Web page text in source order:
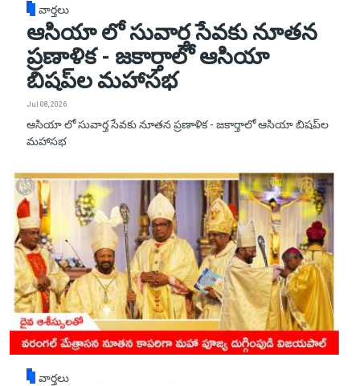
వార్తలు
ఆసియా లో సువార్త సేవకు నూతన
ప్రణాళిక - జకార్తాలో ఆసియా
బిషప్‌ల మహాసభ
Jul 08, 2026
ఆసియా లో సువార్త సేవకు నూతన ప్రణాళిక - జకార్తాలో ఆసియా బిషప్‌ల
మహాసభ
వార్తలు